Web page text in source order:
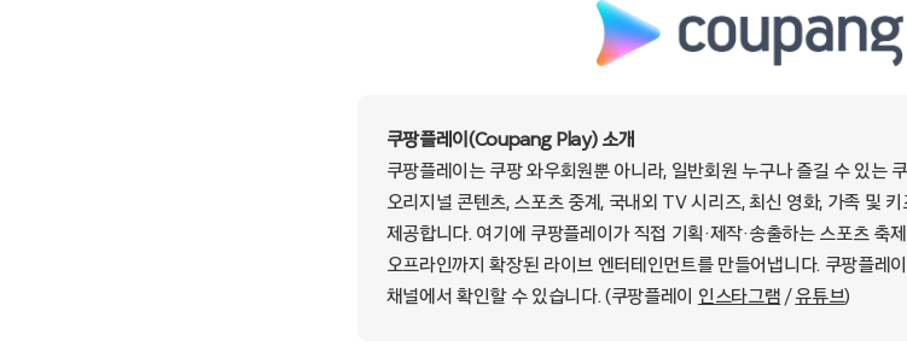
쿠팡플레이(Coupang Play) 소개
쿠팡플레이는 쿠팡 와우회원뿐 아니라, 일반회원 누구나 즐길 수 있
오리지널 콘텐츠, 스포츠 중계, 국내외 TV 시리즈, 최신 영화, 가족 및
제공합니다. 여기에 쿠팡플레이가 직접 기획·제작·송출하는 스포츠 축
오프라인까지 확장된 라이브 엔터테인먼트를 만들어냅니다. 쿠팡플레
채널에서 확인할 수 있습니다. (쿠팡플레이 인스타그램 /유튜브)